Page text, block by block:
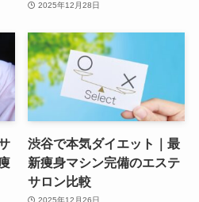
2025年12月28日
渋谷で本気ダイエット｜最
新痩身マシン完備のエステ
サロン比較